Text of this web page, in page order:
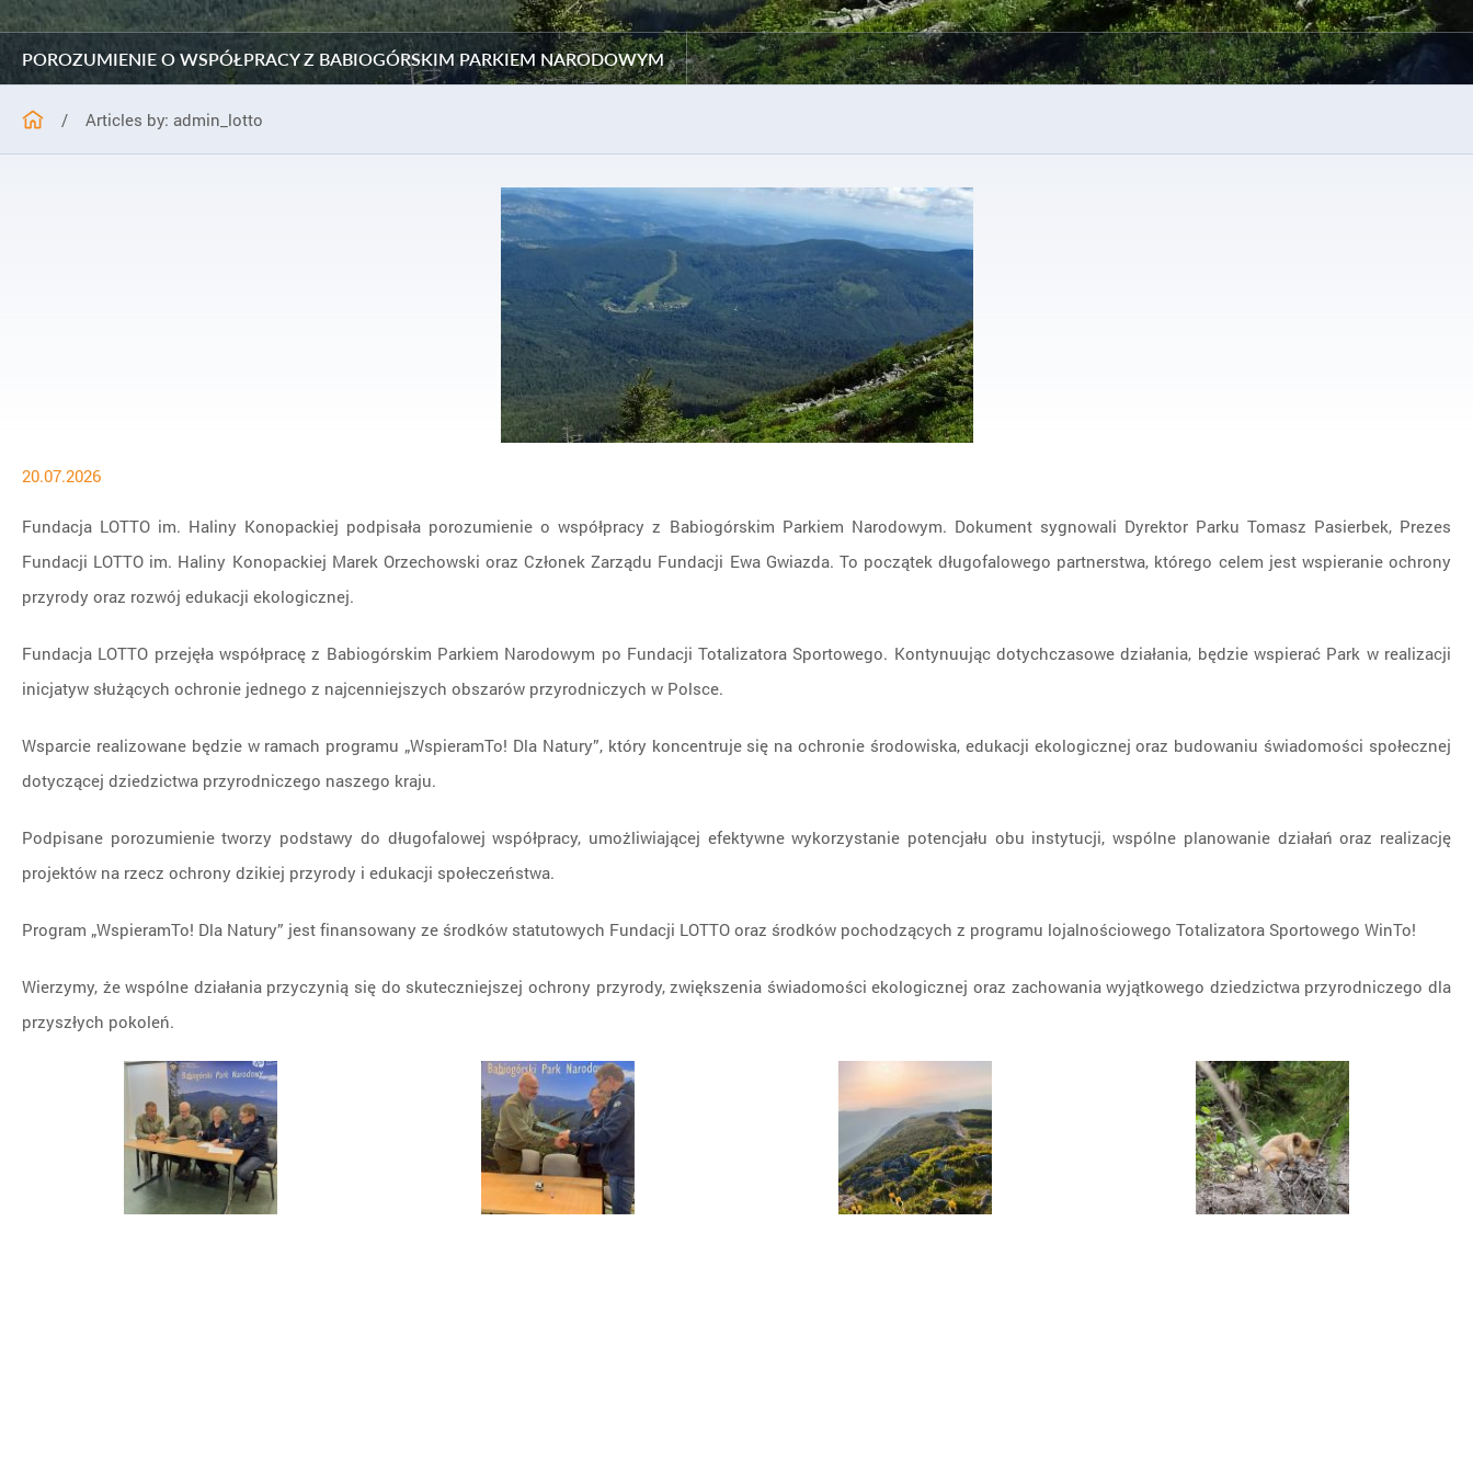
POROZUMIENIE O WSPÓŁPRACY Z BABIOGÓRSKIM PARKIEM NARODOWYM
/ Articles by: admin_lotto
20.07.2026
Fundacja LOTTO im. Haliny Konopackiej podpisała porozumienie o współpracy z Babiogórskim Parkiem Narodowym. Dokument sygnowali Dyrektor Parku Tomasz Pasierbek, Prezes
Fundacji LOTTO im. Haliny Konopackiej Marek Orzechowski oraz Członek Zarządu Fundacji Ewa Gwiazda. To początek długofalowego partnerstwa, którego celem jest wspieranie ochrony
przyrody oraz rozwój edukacji ekologicznej.
Fundacja LOTTO przejęła współpracę z Babiogórskim Parkiem Narodowym po Fundacji Totalizatora Sportowego. Kontynuując dotychczasowe działania, będzie wspierać Park w realizacji
inicjatyw służących ochronie jednego z najcenniejszych obszarów przyrodniczych w Polsce.
Wsparcie realizowane będzie w ramach programu „WspieramTo! Dla Natury”, który koncentruje się na ochronie środowiska, edukacji ekologicznej oraz budowaniu świadomości społecznej
dotyczącej dziedzictwa przyrodniczego naszego kraju.
Podpisane porozumienie tworzy podstawy do długofalowej współpracy, umożliwiającej efektywne wykorzystanie potencjału obu instytucji, wspólne planowanie działań oraz realizację
projektów na rzecz ochrony dzikiej przyrody i edukacji społeczeństwa.
Program „WspieramTo! Dla Natury” jest finansowany ze środków statutowych Fundacji LOTTO oraz środków pochodzących z programu lojalnościowego Totalizatora Sportowego WinTo!
Wierzymy, że wspólne działania przyczynią się do skuteczniejszej ochrony przyrody, zwiększenia świadomości ekologicznej oraz zachowania wyjątkowego dziedzictwa przyrodniczego dla
przyszłych pokoleń.